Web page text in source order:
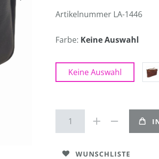
Artikelnummer LA-1446
Farbe: Keine Auswahl
Keine Auswahl
WUNSCHLISTE